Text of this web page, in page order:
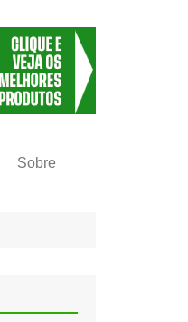
Sobre